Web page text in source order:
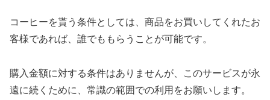
コーヒーを貰う条件としては、商品をお買いしてくれたお
客様であれば、誰でももらうことが可能です。
購入金額に対する条件はありませんが、このサービスが永
遠に続くために、常識の範囲での利用をお願いします。